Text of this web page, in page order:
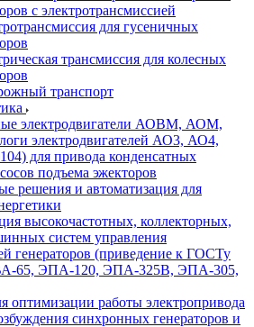
с электротрансмиссией
для гусеничных
трансмиссия для колесных
транспорт
электродвигатели АОВМ, АОМ,
электродвигателей АО3, АО4,
для привода конденсатных
подъема эжекторов
решения и автоматизация для
высокочастотных, коллекторных,
систем управления
генераторов (приведение к ГОСТу
65, ЭПА-120, ЭПА-325В, ЭПА-305,
оптимизации работы электропривода
синхронных генераторов и